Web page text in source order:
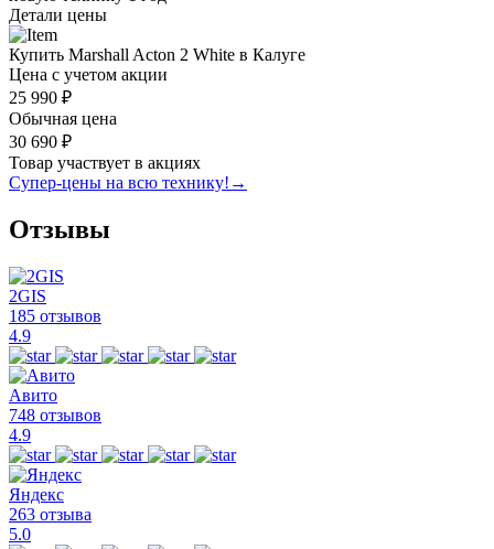
Детали цены
Купить Marshall Acton 2 White в Калуге
Цена с учетом акции
25 990 ₽
Обычная цена
30 690 ₽
Товар участвует в акциях
Супер-цены на всю технику! →
Отзывы
2GIS
185 отзывов
4.9
Авито
748 отзывов
4.9
Яндекс
263 отзыва
5.0